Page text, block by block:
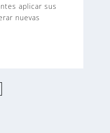
aplicar sus
nuevas